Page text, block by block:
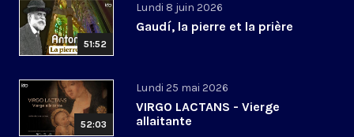
51:52
Lundi 8 juin 2026
Gaudí, la pierre et la prière
52:03
Lundi 25 mai 2026
VIRGO LACTANS - Vierge
allaitante